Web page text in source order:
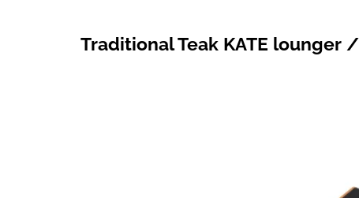
Traditional Teak KATE lounger